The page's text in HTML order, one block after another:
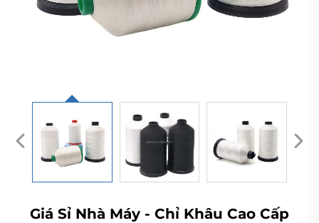
Giá Sỉ Nhà Máy - Chỉ Khâu Cao Cấp